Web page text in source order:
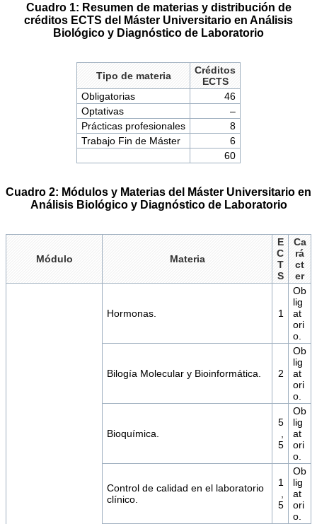
Cuadro 1: Resumen de materias y distribución de
créditos ECTS del Máster Universitario en Análisis
Biológico y Diagnóstico de Laboratorio
Tipo de materia
Créditos
ECTS
Obligatorias
46
Optativas
–
Prácticas profesionales
8
Trabajo Fin de Máster
6
60
Cuadro 2: Módulos y Materias del Máster Universitario en
Análisis Biológico y Diagnóstico de Laboratorio
Módulo Materia
E
C
T
S
Ca
rá
ct
er
Hormonas. 1
Ob
lig
at
ori
o.
Bilogía Molecular y Bioinformática. 2
Ob
lig
at
ori
o.
Bioquímica.
5
5
Ob
lig
at
ori
o.
Control de calidad en el laboratorio
clínico.
1
5
Ob
lig
at
ori
o.